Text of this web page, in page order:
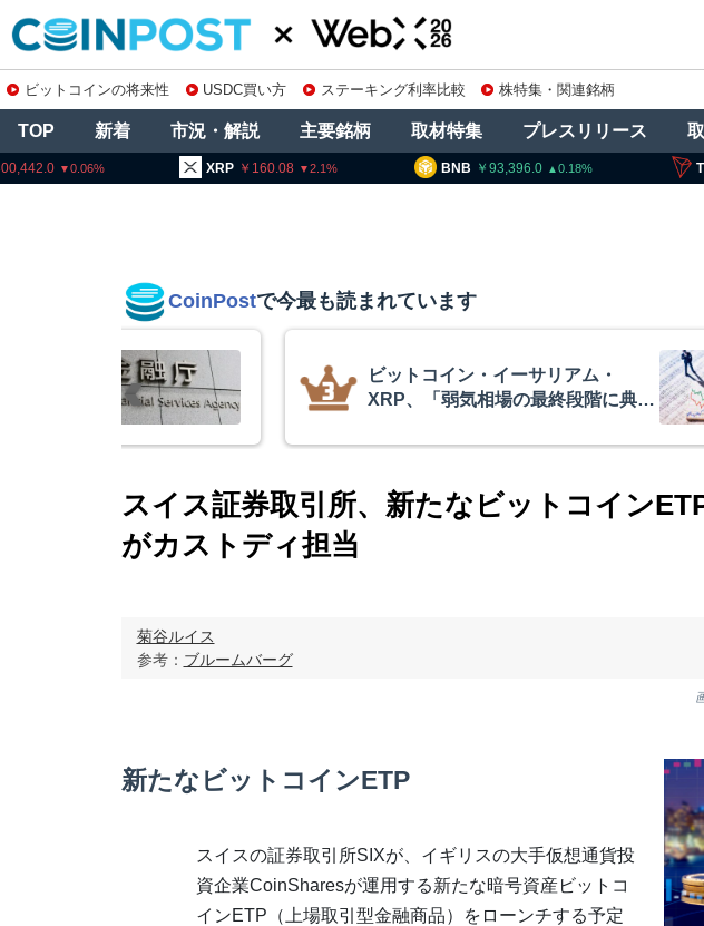
ビットコインの将来性 USDC買い方 ステーキング利率比較 株特集・関連銘柄
TOP 新着 市況・解説 主要銘柄 取材特集 プレスリリース
0.06 XRP 160.08 2.1 BNB 93,396.0 0.18
CoinPostで今最も読まれています
ビットコイン・イーサリアム・
XRP、「弱気相場の最終段階に典型
スイス証券取引所、新たなビットコイン
がカストディ担当
菊谷ルイス
参考： ブルームバーグ
新たなビットコインETP
スイスの証券取引所SIXが、イギリスの大手仮想通貨投
資企業CoinSharesが運用する新たな暗号資産ビットコ
インETP（上場取引型金融商品）をローンチする予定